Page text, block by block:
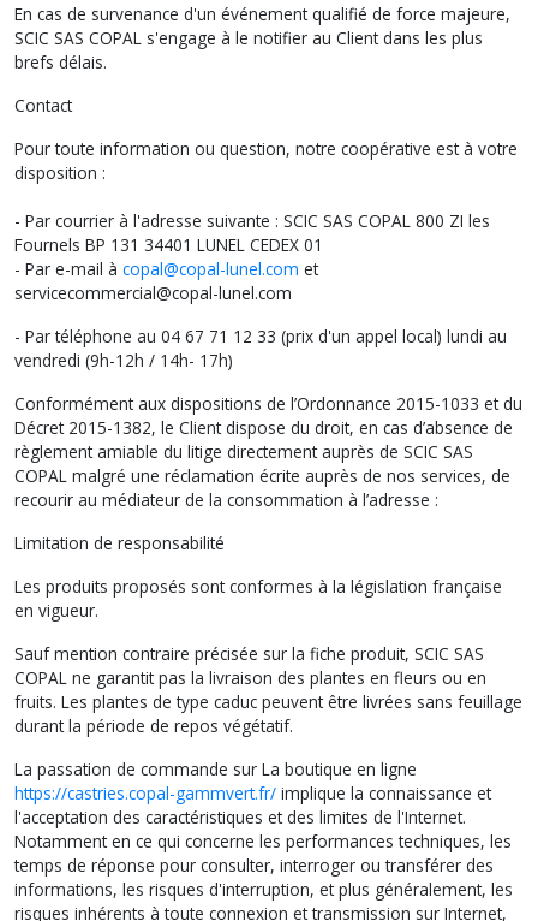
En cas de survenance d'un événement qualifié de force majeure,
SCIC SAS COPAL s'engage à le notifier au Client dans les plus
brefs délais.
Contact
Pour toute information ou question, notre coopérative est à votre
disposition :
- Par courrier à l'adresse suivante : SCIC SAS COPAL 800 ZI les
Fournels BP 131 34401 LUNEL CEDEX 01
- Par e-mail à copal@copal-lunel.com et
servicecommercial@copal-lunel.com
- Par téléphone au 04 67 71 12 33 (prix d'un appel local) lundi au
vendredi (9h-12h / 14h- 17h)
Conformément aux dispositions de l’Ordonnance 2015-1033 et du
Décret 2015-1382, le Client dispose du droit, en cas d’absence de
règlement amiable du litige directement auprès de SCIC SAS
COPAL malgré une réclamation écrite auprès de nos services, de
recourir au médiateur de la consommation à l’adresse :
Limitation de responsabilité
Les produits proposés sont conformes à la législation française
en vigueur.
Sauf mention contraire précisée sur la fiche produit, SCIC SAS
COPAL ne garantit pas la livraison des plantes en fleurs ou en
fruits. Les plantes de type caduc peuvent être livrées sans feuillage
durant la période de repos végétatif.
La passation de commande sur La boutique en ligne
https://castries.copal-gammvert.fr/ implique la connaissance et
l'acceptation des caractéristiques et des limites de l'Internet.
Notamment en ce qui concerne les performances techniques, les
temps de réponse pour consulter, interroger ou transférer des
informations, les risques d'interruption, et plus généralement, les
risques inhérents à toute connexion et transmission sur Internet,